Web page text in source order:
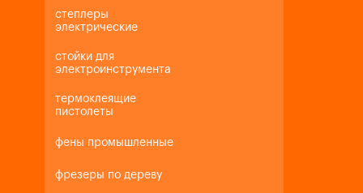
степлеры
электрические
стойки для
электроинструмента
термоклеящие
пистолеты
фены промышленные
фрезеры по дереву